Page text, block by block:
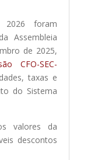
2026 foram
Assembleia
de 2025,
CFO-SEC-
taxas e
do Sistema
valores da
descontos